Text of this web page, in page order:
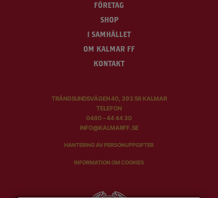
FÖRETAG
SHOP
I SAMHÄLLET
OM KALMAR FF
KONTAKT
TRÅNGSUNDSVÄGEN 40, 393 56 KALMAR
TELEFON
0480 – 44 44 30
INFO@KALMARFF.SE
HANTERING AV PERSONUPPGIFTER
INFORMATION OM COOKIES